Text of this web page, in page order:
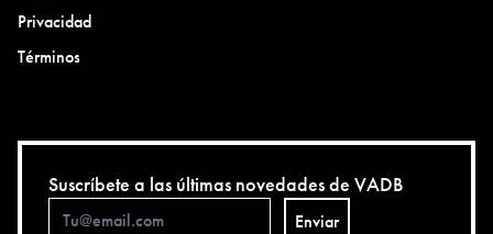
Privacidad
Términos
Suscríbete a las últimas novedades de VADB
Enviar